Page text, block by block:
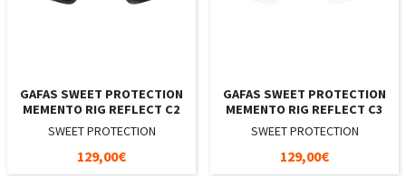
GAFAS SWEET PROTECTION
MEMENTO RIG REFLECT C2
SWEET PROTECTION
129,00€
GAFAS SWEET PROTECTION
MEMENTO RIG REFLECT C3
SWEET PROTECTION
129,00€